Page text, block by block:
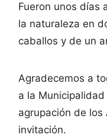
Fueron unos días
la naturaleza en
caballos y de un
Agradecemos a
a la
agrupación de los
invitación.